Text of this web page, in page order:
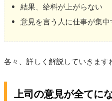
結果、給料が上がらない
意見を言う人に仕事が集中
各々、詳しく解説していきます
上司の意見が全てに